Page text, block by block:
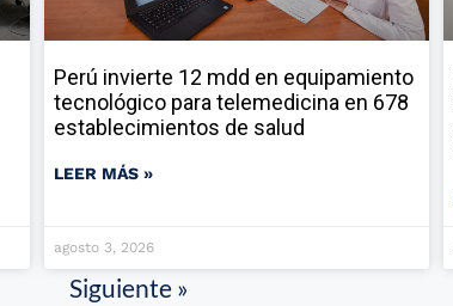
Perú invierte 12 mdd en equipamiento
tecnológico para telemedicina en 678
establecimientos de salud
LEER MÁS »
agosto 3, 2026
Siguiente »